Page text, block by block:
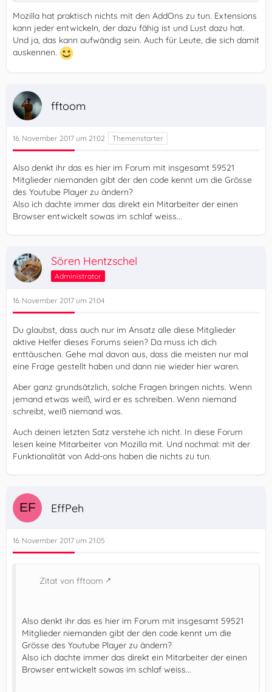
Mozilla hat praktisch nichts mit den AddOns zu tun. Extensions
kann jeder entwickeln, der dazu fähig ist und Lust dazu hat.
Und ja, das kann aufwändig sein. Auch für Leute, die sich damit
auskennen.
fftoom
16. November 2017 um 21:02
Also denkt ihr das es hier im Forum mit insgesamt 59521
Mitglieder niemanden gibt der den code kennt um die Grösse
des Youtube Player zu ändern?
Also ich dachte immer das direkt ein Mitarbeiter der einen
Browser entwickelt sowas im schlaf weiss...
Sören Hentzschel
Administrator
16. November 2017 um 21:04
Du glaubst, dass auch nur im Ansatz alle diese Mitglieder
aktive Helfer dieses Forums seien? Da muss ich dich
enttäuschen. Gehe mal davon aus, dass die meisten nur mal
eine Frage gestellt haben und dann nie wieder hier waren.
Aber ganz grundsätzlich, solche Fragen bringen nichts. Wenn
jemand etwas weiß, wird er es schreiben. Wenn niemand
schreibt, weiß niemand was.
Auch deinen letzten Satz verstehe ich nicht. In diese Forum
lesen keine Mitarbeiter von Mozilla mit. Und nochmal: mit der
Funktionalität von Add-ons haben die nichts zu tun.
EffPeh
16. November 2017 um 21:05
Zitat von fftoom
Also denkt ihr das es hier im Forum mit insgesamt 59521
Mitglieder niemanden gibt der den code kennt um die
Grösse des Youtube Player zu ändern?
Also ich dachte immer das direkt ein Mitarbeiter der einen
Browser entwickelt sowas im schlaf weiss...